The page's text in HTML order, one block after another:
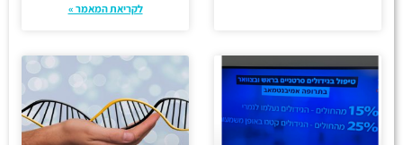
לקריאת המאמר »